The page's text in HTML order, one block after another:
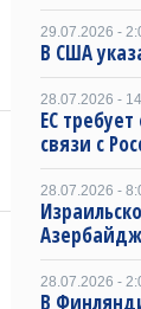
29.07.2026 -
В США
28.07.2026 -
ЕС
связи с
28.07.2026 -
28.07.2026 -
В